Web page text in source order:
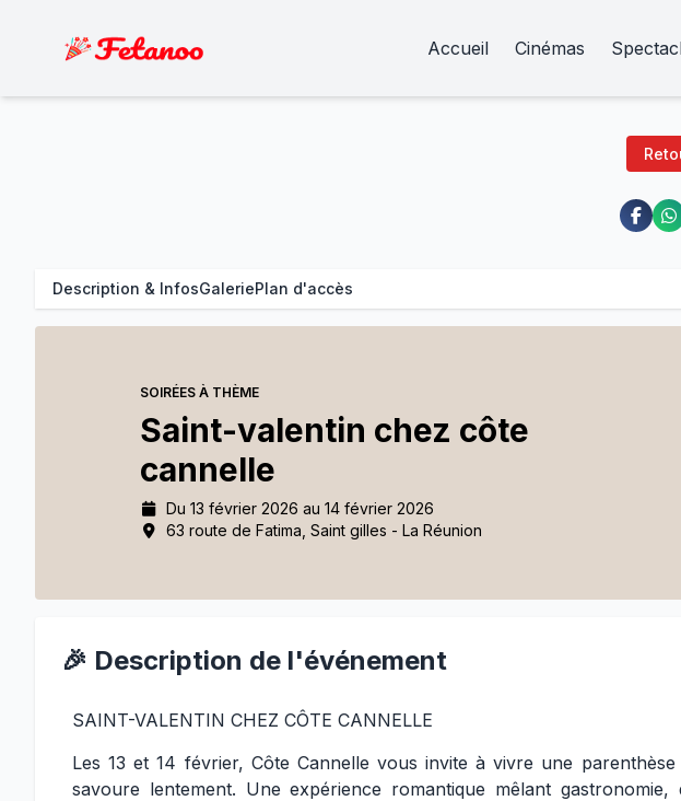
Accueil Cinémas
Description & InfosGaleriePlan d'accès
SOIRÉES À THÈME
Saint-valentin chez côte
cannelle
Du 13 février 2026 au 14 février 2026
63 route de Fatima, Saint gilles - La Réunion
🎉 Description de l'événement
SAINT-VALENTIN CHEZ CÔTE CANNELLE
Les 13 et 14 février, Côte Cannelle vous invite à vivre une
savoure lentement. Une expérience romantique mêlant gastronomie,